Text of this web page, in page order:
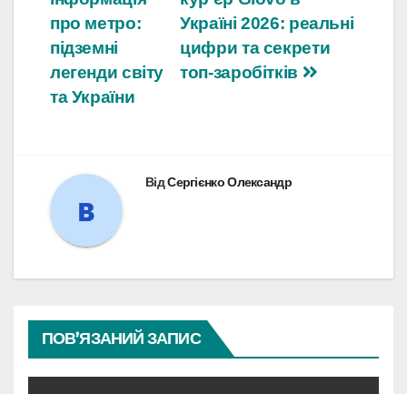
записів
Україні 2026: реальні
цифри та секрети
топ-заробітків
про метро:
підземні
легенди світу
та України
ВідСергієнко Олександр
ПОВ’ЯЗАНИЙ ЗАПИС